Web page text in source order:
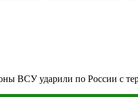
ВСУ ударили по России с